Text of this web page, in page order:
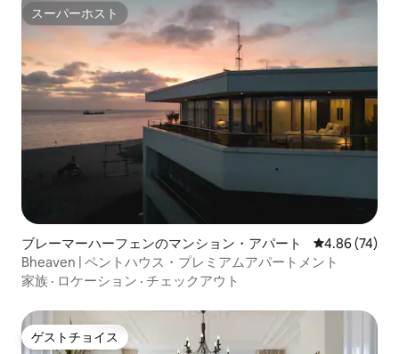
スーパーホスト
スーパーホスト
ブレーマーハーフェンのマンション・アパート レビュー74
4.86 (74)
Bheaven | ペントハウス・プレミアムアパートメント
家族 · ロケーション · チェックアウト
ゲストチョイス
ゲストチョイス